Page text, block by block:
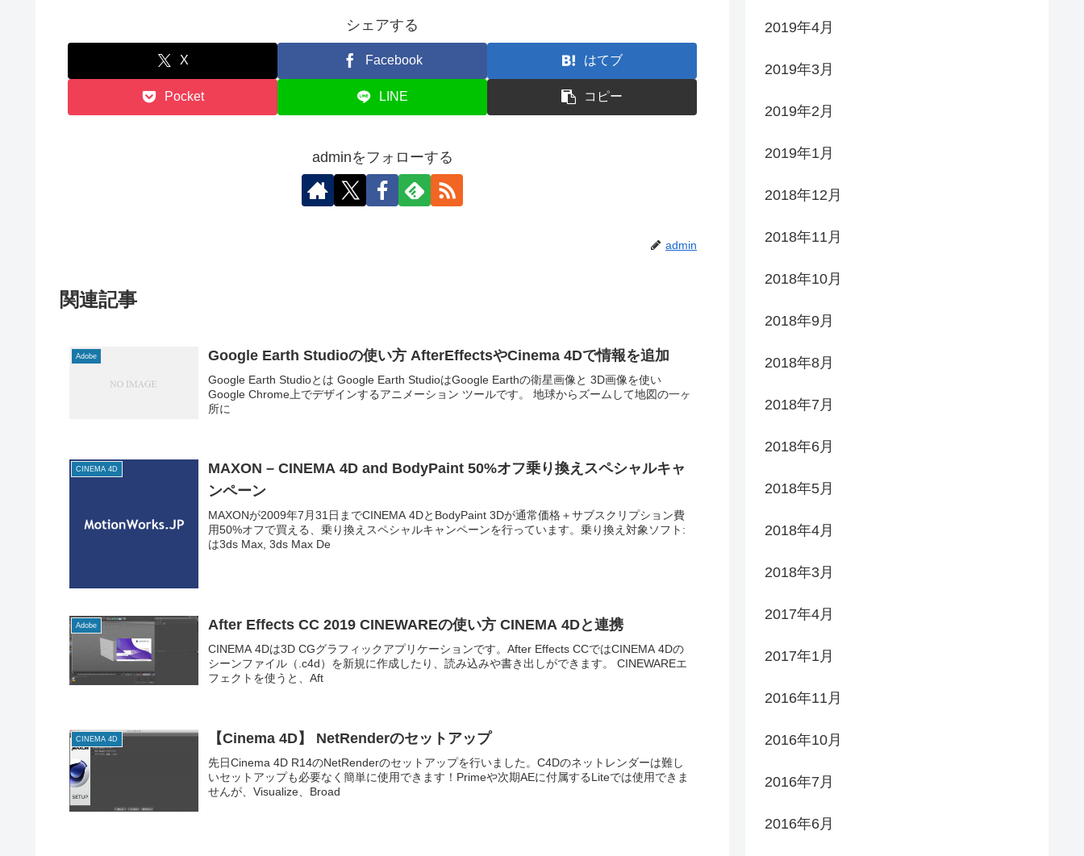
シェアする
X Facebook はてブ
Pocket LINE コピー
adminをフォローする
admin
関連記事
Adobe Google Earth Studioの使い方 AfterEffectsやCinema 4Dで情報を追加
Google Earth Studioとは Google Earth StudioはGoogle Earthの衛星画像と 3D画像を使い
Google Chrome上でデザインするアニメーション ツールです。 地球からズームして地図の一ヶ
所に
CINEMA 4D
MAXON – CINEMA 4D and BodyPaint 50%オフ乗り換えスペシャルキャ
ンペーン
MAXONが2009年7月31日までCINEMA 4DとBodyPaint 3Dが通常価格＋サブスクリプション費
用50%オフで買える、乗り換えスペシャルキャンペーンを行っています。乗り換え対象ソフト:
は3ds Max, 3ds Max De
Adobe After Effects CC 2019 CINEWAREの使い方 CINEMA 4Dと連携
CINEMA 4Dは3D CGグラフィックアプリケーションです。After Effects CCではCINEMA 4Dの
シーンファイル（.c4d）を新規に作成したり、読み込みや書き出しができます。 CINEWAREエ
フェクトを使うと、Aft
CINEMA 4D 【Cinema 4D】 NetRenderのセットアップ
先日Cinema 4D R14のNetRenderのセットアップを行いました。C4Dのネットレンダーは難し
いセットアップも必要なく簡単に使用できます！Primeや次期AEに付属するLiteでは使用できま
せんが、Visualize、Broad
2019年4月
2019年3月
2019年2月
2019年1月
2018年12月
2018年11月
2018年10月
2018年9月
2018年8月
2018年7月
2018年6月
2018年5月
2018年4月
2018年3月
2017年4月
2017年1月
2016年11月
2016年10月
2016年7月
2016年6月